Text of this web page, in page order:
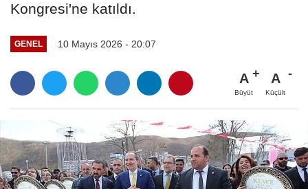
Kongresi'ne katıldı.
GENEL 10 Mayıs 2026 - 20:07
A
Büyüt
A
Küçült